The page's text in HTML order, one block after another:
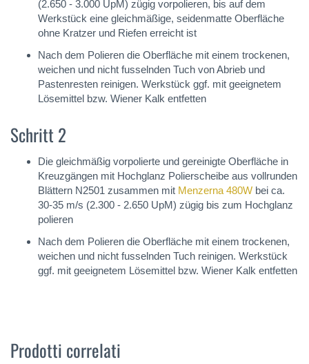
(2.650 - 3.000 UpM) zügig vorpolieren, bis auf dem
Werkstück eine gleichmäßige, seidenmatte Oberfläche
ohne Kratzer und Riefen erreicht ist
Nach dem Polieren die Oberfläche mit einem trockenen,
weichen und nicht fusselnden Tuch von Abrieb und
Pastenresten reinigen. Werkstück ggf. mit geeignetem
Lösemittel bzw. Wiener Kalk entfetten
Schritt 2
Die gleichmäßig vorpolierte und gereinigte Oberfläche in
Kreuzgängen mit Hochglanz Polierscheibe aus vollrunden
Blättern N2501 zusammen mit Menzerna 480W bei ca.
30-35 m/s (2.300 - 2.650 UpM) zügig bis zum Hochglanz
polieren
Nach dem Polieren die Oberfläche mit einem trockenen,
weichen und nicht fusselnden Tuch reinigen. Werkstück
ggf. mit geeignetem Lösemittel bzw. Wiener Kalk entfetten
Prodotti correlati